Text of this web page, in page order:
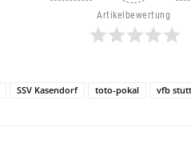
Artikelbewertung
SSV Kasendorf toto-pokal vfb